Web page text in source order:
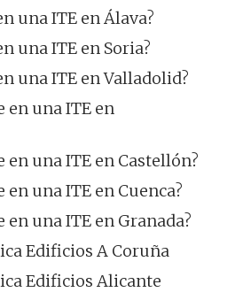
una ITE en Álava?
una ITE en Soria?
una ITE en Valladolid?
en una ITE en
en una ITE en Castellón?
en una ITE en Cuenca?
en una ITE en Granada?
Edificios A Coruña
Edificios Alicante